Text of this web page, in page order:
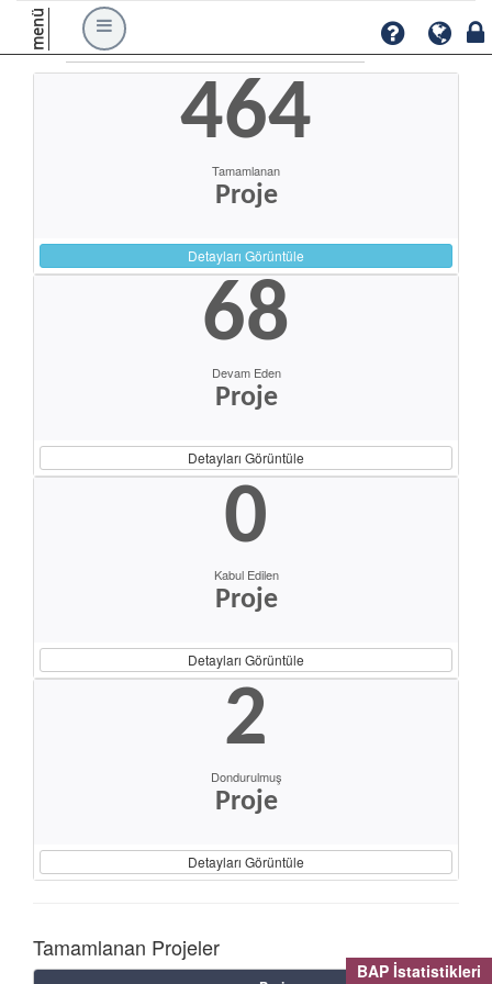
BAP İstatistikleri
menü
464
Tamamlanan
Proje
Detayları Görüntüle
68
Devam Eden
Proje
Detayları Görüntüle
0
Kabul Edilen
Proje
Detayları Görüntüle
2
Dondurulmuş
Proje
Detayları Görüntüle
Tamamlanan Projeler